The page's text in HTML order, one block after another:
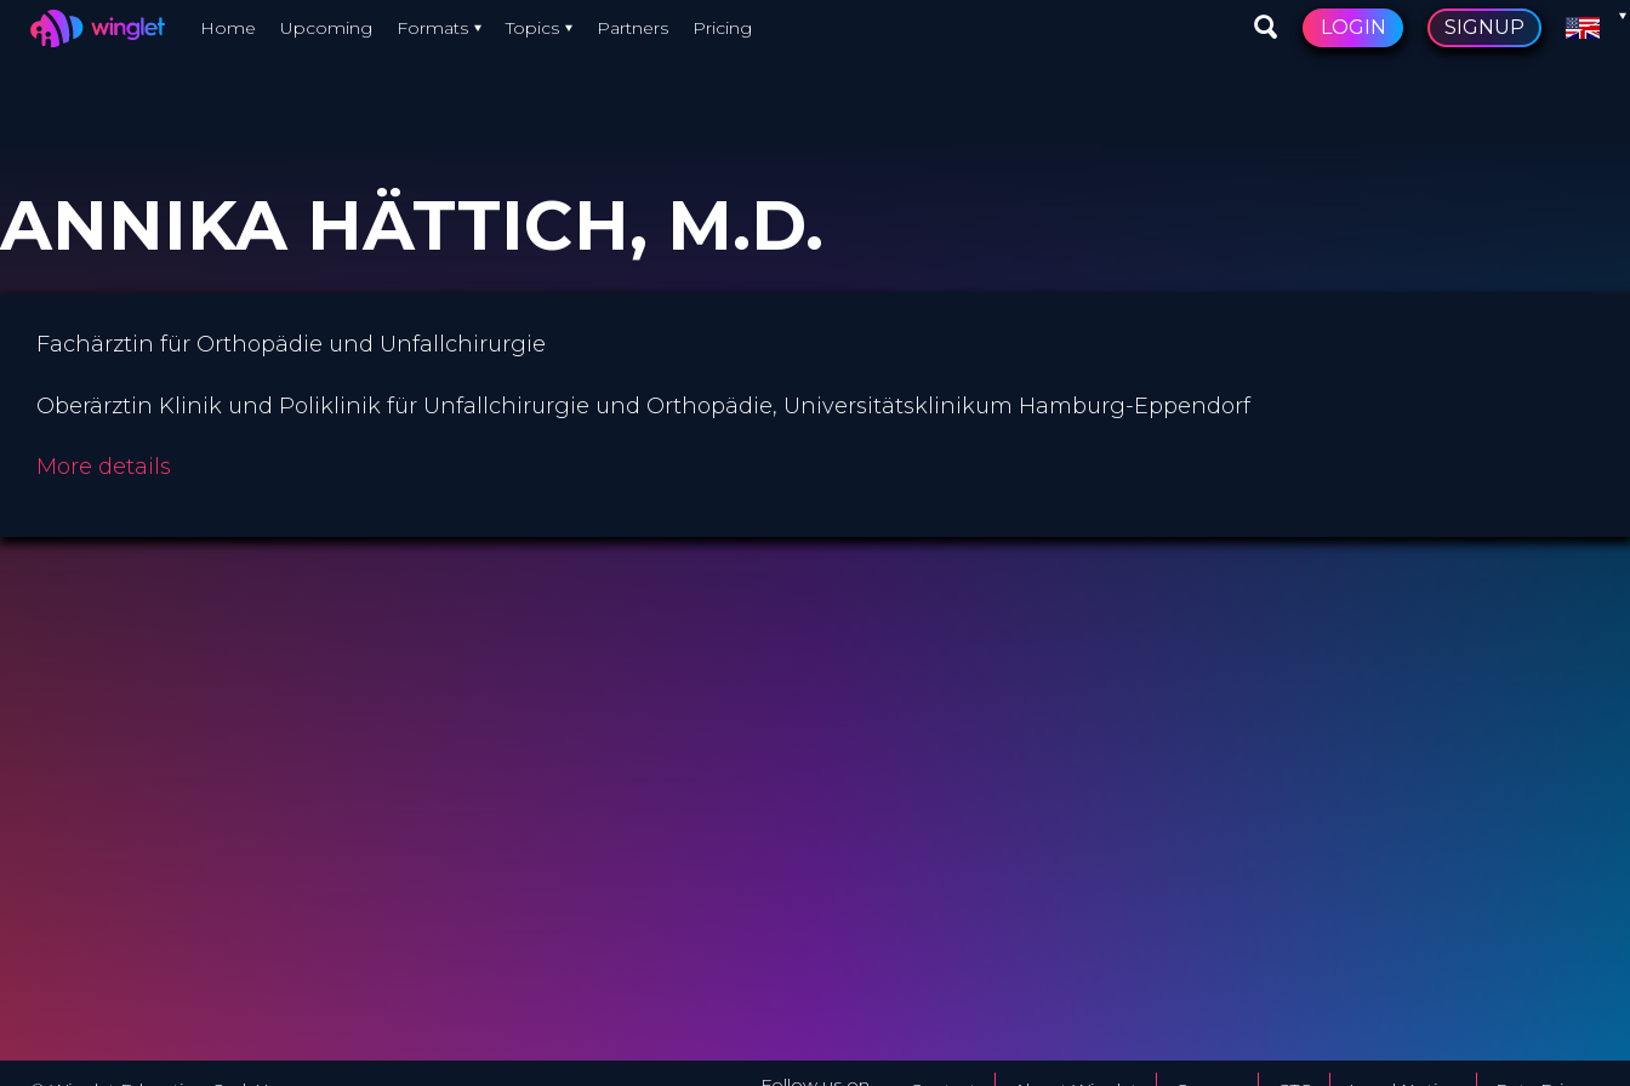
Winglet Home Upcoming Formats Topics Partners Pricing LOGIN SIGNUP
ANNIKA HÄTTICH, M.D.
Fachärztin für Orthopädie und Unfallchirurgie
Oberärztin Klinik und Poliklinik für Unfallchirurgie und Orthopädie, Universitätsklinikum Hamburg-Eppendorf
More details